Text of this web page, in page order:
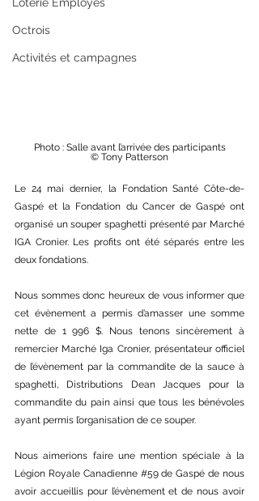
Octrois
Activités et campagnes
Photo : Salle avant l’arrivée des participants
© Tony Patterson
Le 24 mai dernier, la Fondation Santé Côte-de-
Gaspé et la Fondation du Cancer de Gaspé ont
organisé un souper spaghetti présenté par Marché
IGA Cronier. Les profits ont été séparés entre les
deux fondations.
Nous sommes donc heureux de vous informer que
cet évènement a permis d’amasser une somme
nette de 1 996 $. Nous tenons sincèrement à
remercier Marché Iga Cronier, présentateur officiel
de l’évènement par la commandite de la sauce à
spaghetti, Distributions Dean Jacques pour la
commandite du pain ainsi que tous les bénévoles
ayant permis l’organisation de ce souper.
Nous aimerions faire une mention spéciale à la
Légion Royale Canadienne #59 de Gaspé de nous
avoir accueillis pour l’évènement et de nous avoir